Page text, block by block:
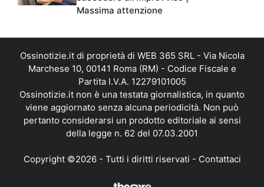
Massima attenzione
Ossinotizie.it di proprietà di WEB 365 SRL - Via Nicola
Marchese 10, 00141 Roma (RM) - Codice Fiscale e
Partita I.V.A. 12279101005
Ossinotizie.it non è una testata giornalistica, in quanto
viene aggiornato senza alcuna periodicità. Non può
pertanto considerarsi un prodotto editoriale ai sensi
della legge n. 62 del 07.03.2001
Copyright ©2026 - Tutti i diritti riservati - Contattaci